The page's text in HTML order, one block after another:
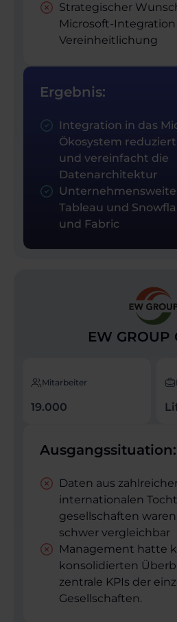
Strategischer
Microsoft-
Vereinheitlichung
Ergebnis:
Integration in das
Ökosystem
und vereinfacht die
Datenarchitektur
Tableau und
und Fabric
EW GROUP
Mitarbeiter
19.000
Ausgangssituation:
Daten aus
internationalen
gesellschaften
schwer vergleichbar
Management hatte
konsolidierten
zentrale KPIs der
Gesellschaften.